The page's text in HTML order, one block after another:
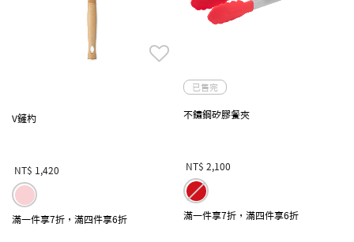
V鏟杓
NT$ 1,420
滿一件享7折，滿四件享6折
已售完
不鏽鋼矽膠餐夾
NT$ 2,100
滿一件享7折，滿四件享6折